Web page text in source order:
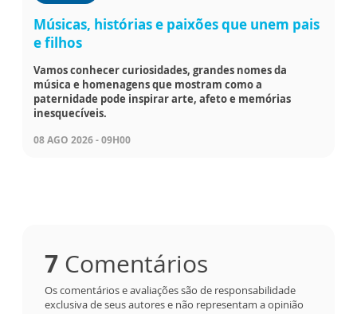
Músicas, histórias e paixões que unem pais
e filhos
Vamos conhecer curiosidades, grandes nomes da
música e homenagens que mostram como a
paternidade pode inspirar arte, afeto e memórias
inesquecíveis.
08 AGO 2026 - 09H00
7 Comentários
Os comentários e avaliações são de responsabilidade
exclusiva de seus autores e não representam a opinião